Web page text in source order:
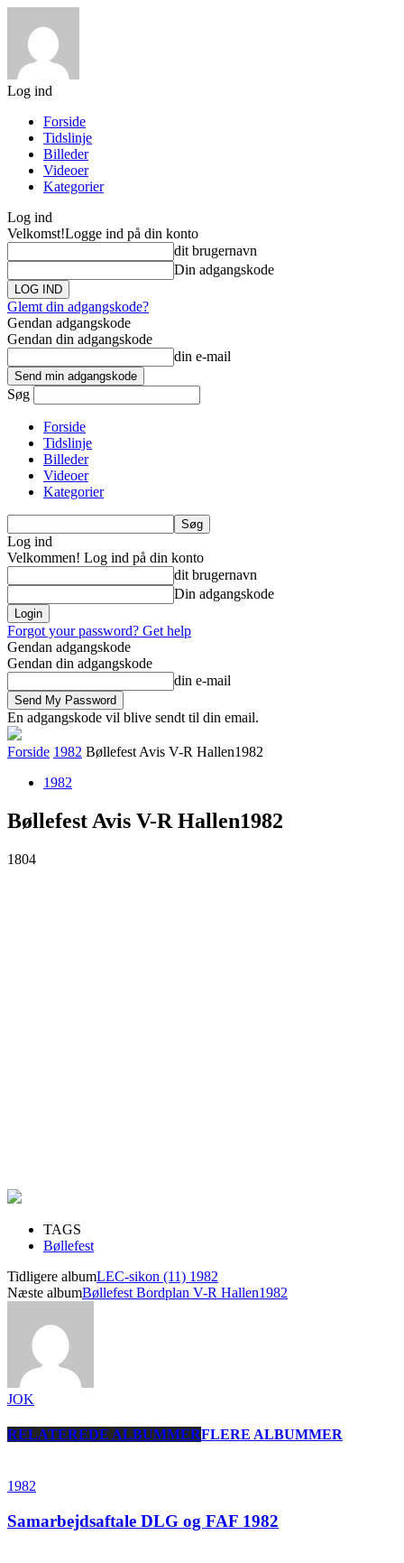
Log ind
Forside
Tidslinje
Billeder
Videoer
Kategorier
Log ind
Velkomst!Logge ind på din konto
dit brugernavn
Din adgangskode
Glemt din adgangskode?
Gendan adgangskode
Gendan din adgangskode
din e-mail
Søg
Forside
Tidslinje
Billeder
Videoer
Kategorier
Log ind
Velkommen! Log ind på din konto
dit brugernavn
Din adgangskode
Forgot your password? Get help
Gendan adgangskode
Gendan din adgangskode
din e-mail
En adgangskode vil blive sendt til din email.
Forside 1982 Bøllefest Avis V-R Hallen1982
1982
Bøllefest Avis V-R Hallen1982
1804
TAGS
Bøllefest
Tidligere albumLEC-sikon (11) 1982
Næste albumBøllefest Bordplan V-R Hallen1982
JOK
RELATEREDE ALBUMMERFLERE ALBUMMER
1982
Samarbejdsaftale DLG og FAF 1982